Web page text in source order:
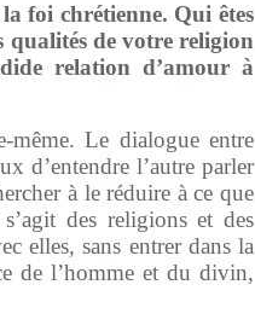
foi chrétienne. Qui êtes
qualités de votre religion
relation d’amour à
même. Le dialogue entre
d’entendre l’autre parler
à le réduire à ce que
des religions et des
elles, sans entrer dans la
de l’homme et du divin,